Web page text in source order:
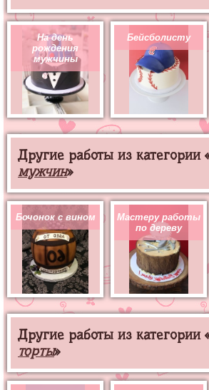
На день
рождения
мужчины
Бейсболисту
Другие работы из категории
мужчин»
Бочонок с вином
Мастеру работы
по дереву
Другие работы из категории
торты»